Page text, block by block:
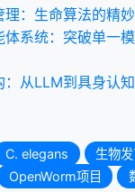
理：生命算法的精
体系统：突破单一
：从LLM到具身认
C. elegans 生物
OpenWorm项目